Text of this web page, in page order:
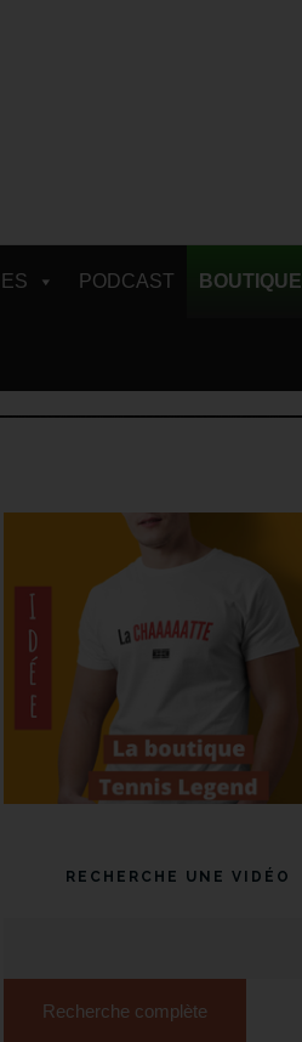
PODCAST BOUTIQUE
RECHERCHE UNE VIDÉO
Recherche complète